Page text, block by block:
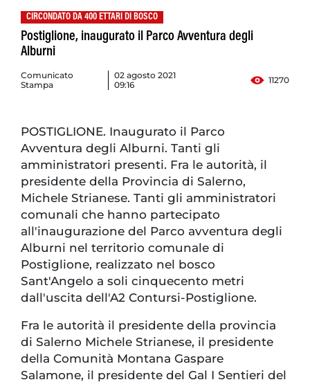
CIRCONDATO DA 400 ETTARI DI BOSCO
Postiglione, inaugurato il Parco Avventura degli
Alburni
Comunicato
Stampa
02 agosto 2021
09:16
11270
POSTIGLIONE. Inaugurato il Parco
Avventura degli Alburni. Tanti gli
amministratori presenti. Fra le autorità, il
presidente della Provincia di Salerno,
Michele Strianese. Tanti gli amministratori
comunali che hanno partecipato
all'inaugurazione del Parco avventura degli
Alburni nel territorio comunale di
Postiglione, realizzato nel bosco
Sant'Angelo a soli cinquecento metri
dall'uscita dell'A2 Contursi-Postiglione.
Fra le autorità il presidente della provincia
di Salerno Michele Strianese, il presidente
della Comunità Montana Gaspare
Salamone, il presidente del Gal I Sentieri del